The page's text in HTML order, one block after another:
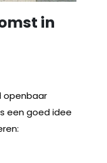
in
openbaar
een goed idee